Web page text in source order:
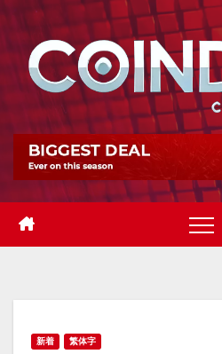
Skip
content
新着 繁体字